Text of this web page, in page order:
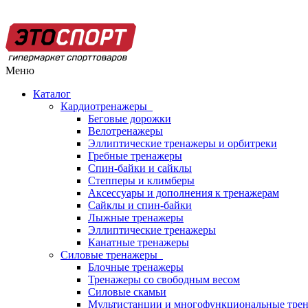
Меню
Каталог
Кардиотренажеры
Беговые дорожки
Велотренажеры
Эллиптические тренажеры и орбитреки
Гребные тренажеры
Спин-байки и сайклы
Степперы и климберы
Аксессуары и дополнения к тренажерам
Сайклы и спин-байки
Лыжные тренажеры
Эллиптические тренажеры
Канатные тренажеры
Силовые тренажеры
Блочные тренажеры
Тренажеры со свободным весом
Силовые скамьи
Мультистанции и многофункциональные